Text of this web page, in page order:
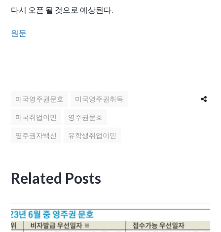
다시 오픈 될 것으로 예상된다.
원문
미국영주권문호 미국영주권취득
미국취업이민 영주권문호
영주권자백신 유학생취업이민
Related Posts